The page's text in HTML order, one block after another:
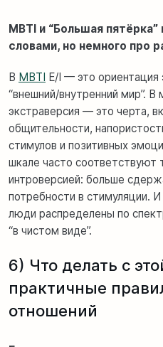
MBTI и “Большая
словами, но немного про
В MBTI
E/I — это ориентация
“внешний/внутренний мир”. В
экстраверсия — это черта,
общительности,
стимулов и позитивных
шкале часто
интроверсией: больше
потребности в стимуляции.
люди распределены по
“в чистом виде”.
6) Что делать с
практичные
отношений